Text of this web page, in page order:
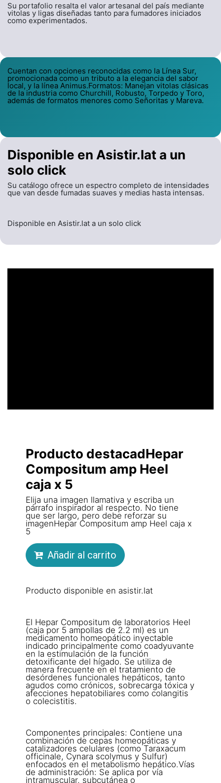
Su portafolio resalta el valor artesanal del país mediante
vitolas y ligas diseñadas tanto para fumadores iniciados
como experimentados.
Cuentan con opciones reconocidas como la Línea Sur,
promocionada como un tributo a la elegancia del sabor
local, y la línea Animus.Formatos: Manejan vitolas clásicas
de la industria como Churchill, Robusto, Torpedo y Toro,
además de formatos menores como Señoritas y Mareva.
Disponible en Asistir.lat a un
solo click
Su catálogo ofrece un espectro completo de intensidades
que van desde fumadas suaves y medias hasta intensas.
Disponible en Asistir.lat a un solo click
Producto destacadHepar
Compositum amp Heel
caja x 5
Elija una imagen llamativa y escriba un
párrafo inspirador al respecto. No tiene
que ser largo, pero debe reforzar su
imagenHepar Compositum amp Heel caja x
5
Añadir al carrito
Producto disponible en asistir.lat
El Hepar Compositum de laboratorios Heel
(caja por 5 ampollas de 2.2 ml) es un
medicamento homeopático inyectable
indicado principalmente como coadyuvante
en la estimulación de la función
detoxificante del hígado. Se utiliza de
manera frecuente en el tratamiento de
desórdenes funcionales hepáticos, tanto
agudos como crónicos, sobrecarga tóxica y
afecciones hepatobiliares como colangitis
o colecistitis.
Componentes principales: Contiene una
combinación de cepas homeopáticas y
catalizadores celulares (como Taraxacum
officinale, Cynara scolymus y Sulfur)
enfocados en el metabolismo hepático.Vías
de administración: Se aplica por vía
intramuscular, subcutánea o